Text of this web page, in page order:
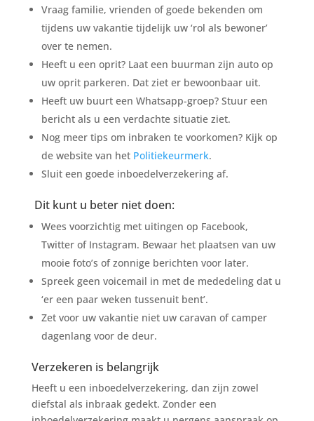
Vraag familie, vrienden of goede bekenden om
tijdens uw vakantie tijdelijk uw ‘rol als bewoner’
over te nemen.
Heeft u een oprit? Laat een buurman zijn auto op
uw oprit parkeren. Dat ziet er bewoonbaar uit.
Heeft uw buurt een Whatsapp-groep? Stuur een
bericht als u een verdachte situatie ziet.
Nog meer tips om inbraken te voorkomen? Kijk op
de website van het Politiekeurmerk.
Sluit een goede inboedelverzekering af.
Dit kunt u beter niet doen:
Wees voorzichtig met uitingen op Facebook,
Twitter of Instagram. Bewaar het plaatsen van uw
mooie foto’s of zonnige berichten voor later.
Spreek geen voicemail in met de mededeling dat u
‘er een paar weken tussenuit bent’.
Zet voor uw vakantie niet uw caravan of camper
dagenlang voor de deur.
Verzekeren is belangrijk
Heeft u een inboedelverzekering, dan zijn zowel
diefstal als inbraak gedekt. Zonder een